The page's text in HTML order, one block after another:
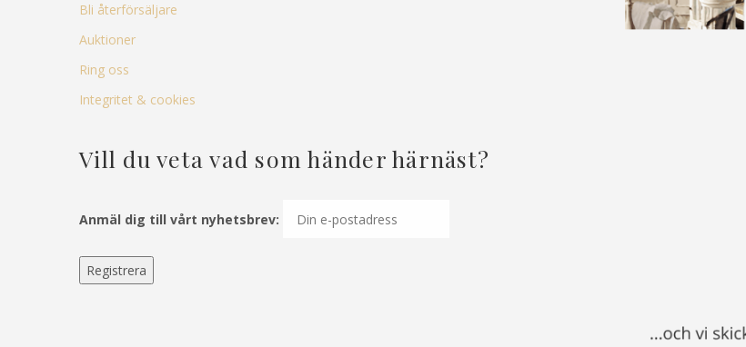
Bli återförsäljare
Auktioner
Ring oss
Integritet & cookies
Vill du veta vad som händer härnäst?
Anmäl dig till vårt nyhetsbrev: